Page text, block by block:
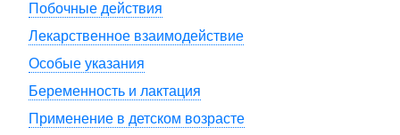
Побочные действия
Лекарственное взаимодействие
Особые указания
Беременность и лактация
Применение в детском возрасте